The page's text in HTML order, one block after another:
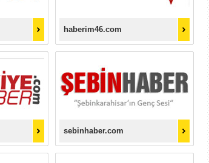
haberim46.com
sebinhaber.com